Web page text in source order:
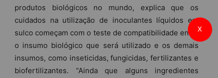
produtos biológicos no mundo, explica que os
cuidados na utilização de inoculantes líquidos em
sulco começam com o teste de compatibilidade entre
o insumo biológico que será utilizado e os demais
insumos, como inseticidas, fungicidas, fertilizantes e
biofertilizantes. “Ainda que alguns ingredientes
X